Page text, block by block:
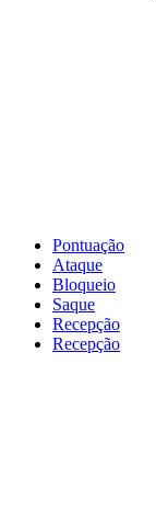
Pontuação
Ataque
Bloqueio
Saque
Recepção
Recepção